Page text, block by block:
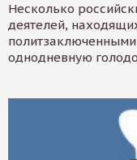
Несколько
деятелей,
однодневную